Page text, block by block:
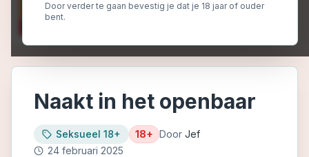
Door verder te gaan bevestig je dat je 18 jaar of ouder
bent.
Naakt in het openbaar
Seksueel 18+ 18+ Door Jef
24 februari 2025